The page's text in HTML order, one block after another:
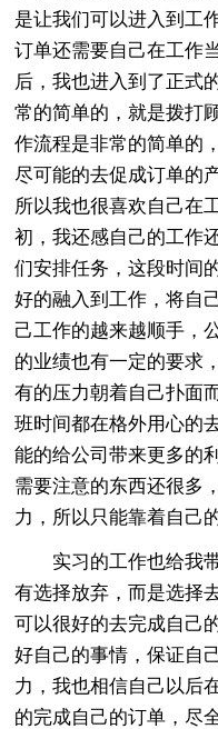
是让我们可以进入到工
订单还需要自己在工作
后，我也进入到了正式
常的简单的，就是拨打
作流程是非常的简单的
尽可能的去促成订单的
所以我也很喜欢自己在
初，我还感自己的工作
们安排任务，这段时间
好的融入到工作，将自
己工作的越来越顺手，
的业绩也有一定的要求
有的压力朝着自己扑面
班时间都在格外用心的
能的给公司带来更多的
需要注意的东西还很多
力，所以只能靠着自己
实习的工作也给我
有选择放弃，而是选择
可以很好的去完成自己
好自己的事情，保证自
力，我也相信自己以后
的完成自己的订单，尽